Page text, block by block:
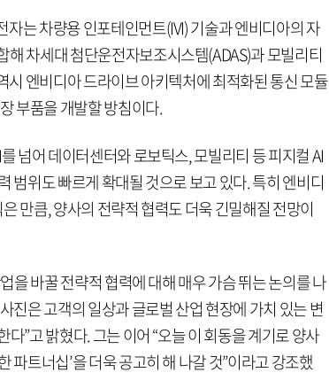
는 차량용 인포테인먼트(IVI) 기술과 엔비디아의 자
해 차세대 첨단운전자보조시스템(ADAS)과 모빌리티
시 엔비디아 드라이브 아키텍처에 최적화된 통신 모듈
부품을 개발할 방침이다.
넘어 데이터센터와 로보틱스, 모빌리티 등 피지컬 AI
범위도 빠르게 확대될 것으로 보고 있다. 특히 엔비디
만큼, 양사의 전략적 협력도 더욱 긴밀해질 전망이
을 바꿀 전략적 협력에 대해 매우 가슴 뛰는 논의를 나
진은 고객의 일상과 글로벌 산업 현장에 가치 있는 변
”고 밝혔다. 그는 이어 “오늘 이 회동을 계기로 양사
파트너십’을 더욱 공고히 해 나갈 것”이라고 강조했